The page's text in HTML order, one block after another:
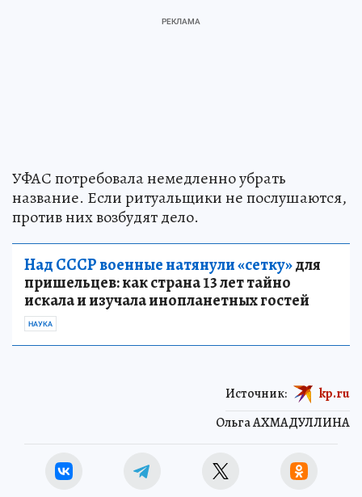
УФАС потребовала немедленно убрать
название. Если ритуальщики не послушаются,
против них возбудят дело.
Над СССР военные натянули «сетку»для
пришельцев: как страна 13 лет тайно
искала и изучала инопланетных гостей
НАУКА
Ольга АХМАДУЛЛИНА
Источник: kp.ru